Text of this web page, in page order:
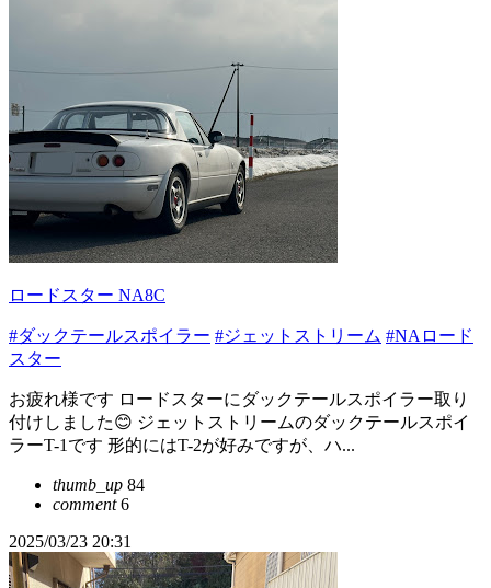
ロードスター NA8C
#ダックテールスポイラー #ジェットストリーム #NAロード
スター
お疲れ様です ロードスターにダックテールスポイラー取り
付けしました😊 ジェットストリームのダックテールスポイ
ラーT-1です 形的にはT-2が好みですが、ハ...
thumb_up 84
comment6
2025/03/23 20:31